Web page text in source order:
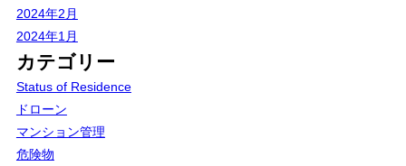
2024年2月
2024年1月
カテゴリー
Status of Residence
ドローン
マンション管理
危険物